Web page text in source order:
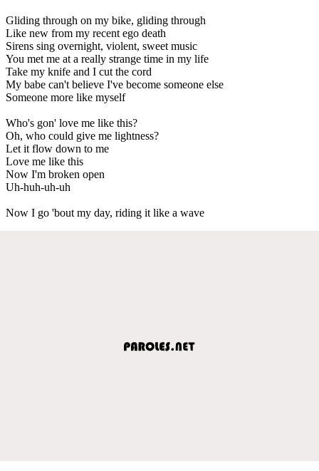
Gliding through on my bike, gliding through
Like new from my recent ego death
Sirens sing overnight, violent, sweet music
You met me at a really strange time in my life
Take my knife and I cut the cord
My babe can't believe I've become someone else
Someone more like myself
Who's gon' love me like this?
Oh, who could give me lightness?
Let it flow down to me
Love me like this
Now I'm broken open
Uh-huh-uh-uh
Now I go 'bout my day, riding it like a wave